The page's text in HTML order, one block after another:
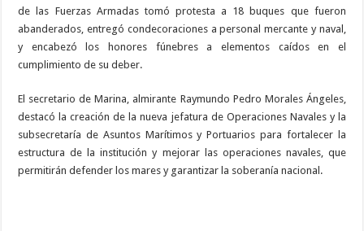
de las Fuerzas Armadas tomó protesta a 18 buques que fueron
abanderados, entregó condecoraciones a personal mercante y naval,
y encabezó los honores fúnebres a elementos caídos en el
cumplimiento de su deber.
El secretario de Marina, almirante Raymundo Pedro Morales Ángeles,
destacó la creación de la nueva jefatura de Operaciones Navales y la
subsecretaría de Asuntos Marítimos y Portuarios para fortalecer la
estructura de la institución y mejorar las operaciones navales, que
permitirán defender los mares y garantizar la soberanía nacional.